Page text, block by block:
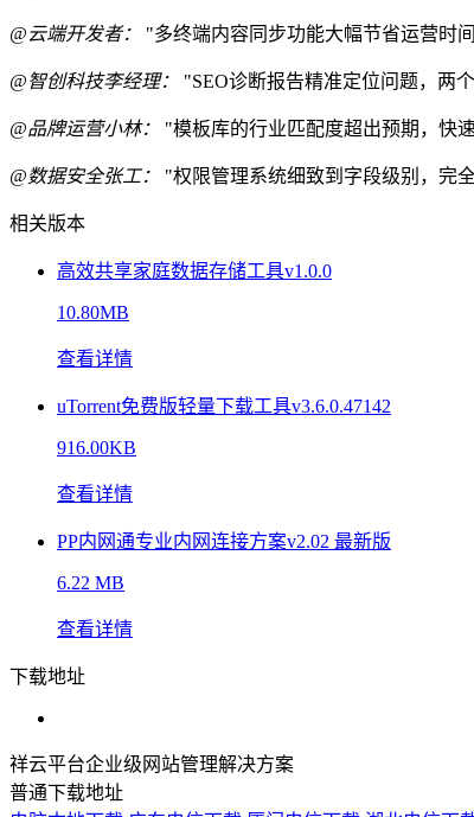
@云端开发者： "多终端内容同步功能大幅节省运营时
@智创科技李经理： "SEO诊断报告精准定位问题，两
@品牌运营小林： "模板库的行业匹配度超出预期，快
@数据安全张工： "权限管理系统细致到字段级别，完
相关版本
高效共享家庭数据存储工具v1.0.0
10.80MB
查看详情
uTorrent免费版轻量下载工具v3.6.0.47142
916.00KB
查看详情
PP内网通专业内网连接方案v2.02 最新版
6.22 MB
查看详情
下载地址
祥云平台企业级网站管理解决方案
普通下载地址